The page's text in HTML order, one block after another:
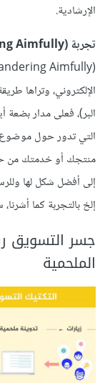
الإرشادية.
تجربة (Wandering Aimfully) مع هذا الجسر:
الإلكتروني، وتراها
البر)، فعلى مدار
التي تدور حول
منتجك أو خدمتك من حل
إلى أفضل شكل لها
إلخ بالتجربة كما
الملحمية